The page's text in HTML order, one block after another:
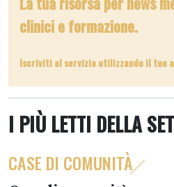
clinici e formazione.
Iscriviti al servizio utilizzando il tuo
I PIÙ LETTI DELLA
CASE DI COMUNITÀ